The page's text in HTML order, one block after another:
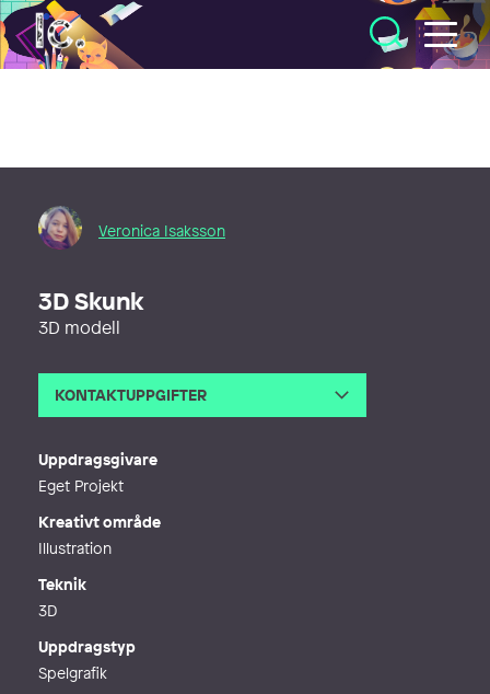
Illustratörcentrum
Veronica Isaksson
3D Skunk
3D modell
KONTAKTUPPGIFTER
Uppdragsgivare
Eget Projekt
Kreativt område
Illustration
Teknik
3D
Uppdragstyp
Spelgrafik